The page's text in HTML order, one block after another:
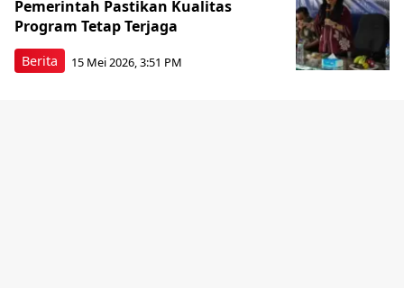
Berita
Pemerintah Pastikan Kualitas
Program Tetap Terjaga
15 Mei 2026, 3:51 PM